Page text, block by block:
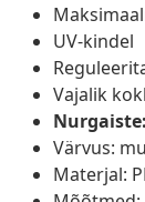
UV-kindel
Vajalik
Nurgaiste:
Värvus:
Materjal: